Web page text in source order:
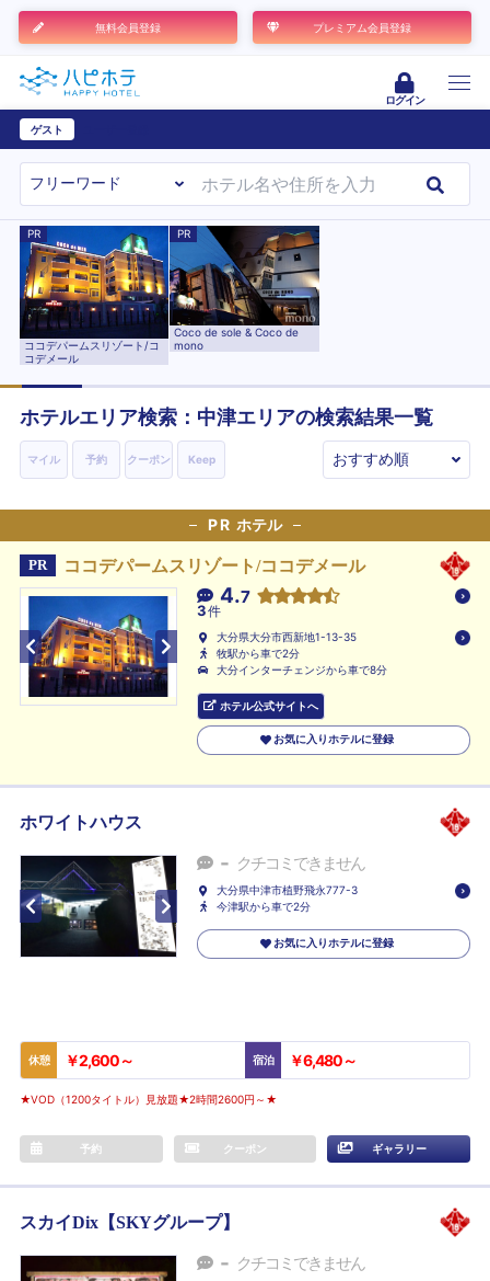
無料会員登録 プレミアム会員登録
ログイン
ゲスト
PR
ココデパームスリゾート/コ
コデメール
PR
Coco de sole & Coco de
mono
ホテルエリア検索：中津エリアの検索結果一覧
マイル 予約 クーポン Keep
PR ホテル
PR ココデパームスリゾート/ココデメール
4.7
3件
大分県大分市西新地1-13-35
牧駅から車で2分
大分インターチェンジから車で8分
ホテル公式サイトへ
お気に入りホテルに登録
ホワイトハウス
- クチコミできません
大分県中津市植野飛永777-3
今津駅から車で2分
お気に入りホテルに登録
休憩 ￥2,600～ 宿泊 ￥6,480～
★VOD（1200タイトル）見放題★2時間2600円～★
予約 クーポン ギャラリー
スカイDix【SKYグループ】
- クチコミできません